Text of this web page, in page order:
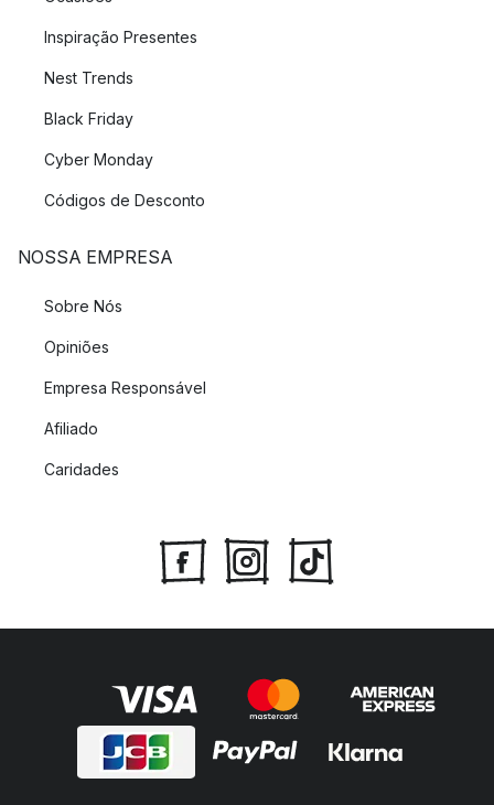
Inspiração Presentes
Nest Trends
Black Friday
Cyber Monday
Códigos de Desconto
NOSSA EMPRESA
Sobre Nós
Opiniões
Empresa Responsável
Afiliado
Caridades